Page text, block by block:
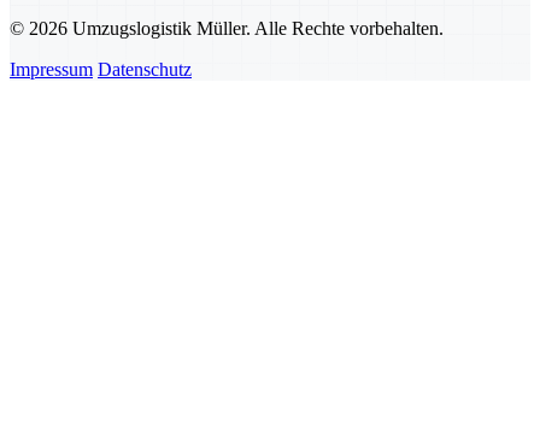
© 2026 Umzugslogistik Müller. Alle Rechte vorbehalten.
Impressum Datenschutz